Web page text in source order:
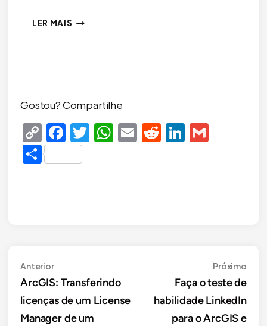
LER MAIS COMO
(DMS)
GRAUS
DECIMAIS
Gostou? Compartilhe
Copy
Link
Facebook
Twitter
WhatsApp
EmailRedditLinkedIn
Share
Navegação
de
Post
AnteriorAnterior
ArcGIS: Transferindo
licenças de um License
Manager de um
Próximo
Faça o teste de
habilidade LinkedIn
para o ArcGIS e